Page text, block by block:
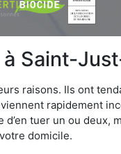
Saint-
raisons. Ils ont
rapidement
tuer un ou deux,
domicile.